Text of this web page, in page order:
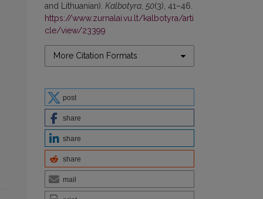
and Lithuanian). Kalbotyra 50(3), 41–46.
https://www.zurnalai.vu.lt/kalbotyra/arti
cle/view/23399
More Citation Formats
post
share
share
share
mail